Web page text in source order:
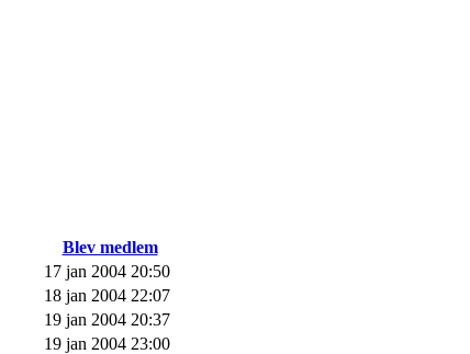
Blev medlem
17 jan 2004 20:50
18 jan 2004 22:07
19 jan 2004 20:37
19 jan 2004 23:00